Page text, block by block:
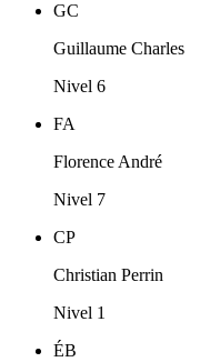
GC
Guillaume Charles
Nivel 6
FA
Florence André
Nivel 7
CP
Christian Perrin
Nivel 1
ÉB